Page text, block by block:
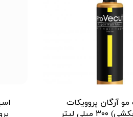
آرگان پروویکات
میلی لیتر